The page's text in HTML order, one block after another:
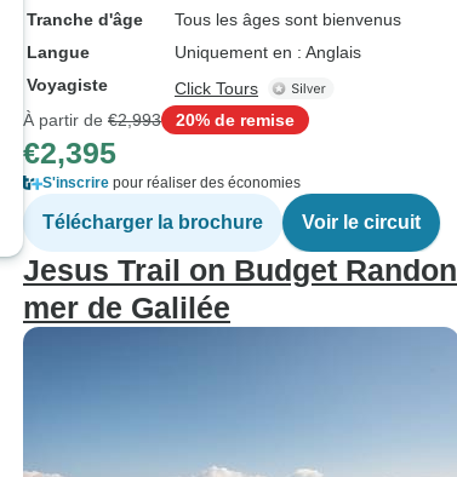
Tranche d'âge
Tous les âges sont bienvenus
Langue
Uniquement en : Anglais
Voyagiste
Click Tours
À partir de €2,993 20% de remise
€2,395
S'inscrire pour réaliser des économies
Télécharger la brochure Voir le circuit
Jesus Trail on Budget
mer de Galilée